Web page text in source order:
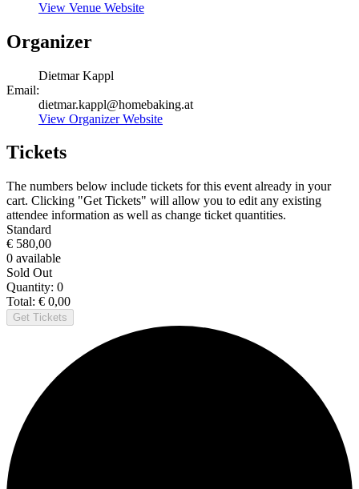
View Venue Website
Organizer
Dietmar Kappl
Email:
dietmar.kappl@homebaking.at
View Organizer Website
Tickets
The numbers below include tickets for this event already in your
cart. Clicking "Get Tickets" will allow you to edit any existing
attendee information as well as change ticket quantities.
Standard
€ 580,00
0 available
Sold Out
Quantity: 0
Total: € 0,00
Get Tickets